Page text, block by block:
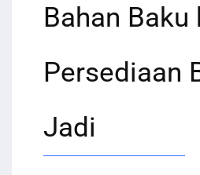
Bahan Baku
Persediaan
Jadi